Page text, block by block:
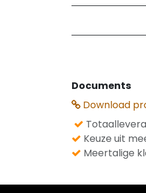
Documents
Download
Keuze uit
Meertalige